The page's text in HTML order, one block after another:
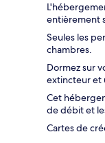
entièrement
Seules les
chambres.
Dormez sur
extincteur et
Cet
de débit et
Cartes de